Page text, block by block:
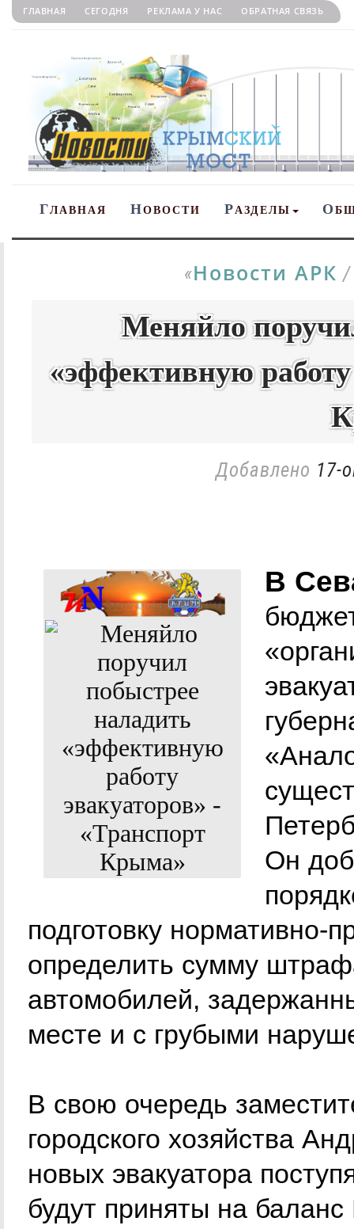
ГЛАВНАЯ СЕГОДНЯ РЕКЛАМА У НАС ОБРАТНАЯ СВЯЗЬ
ГЛАВНАЯ НОВОСТИ РАЗДЕЛЫ О
«Новости АРК
Меняйло
«эффективную
Добавлено 17-
В
Он
подготовку нормативно-
определить сумму
автомобилей,
месте и с грубыми
В свою очередь
городского хозяйства
новых эвакуатора
будут приняты на